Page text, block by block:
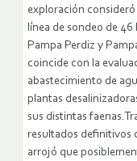
exploración
línea de sondeo de
Pampa Perdiz y
coincide con la
abastecimiento de
plantas
sus distintas
resultados definitivos
arrojó que